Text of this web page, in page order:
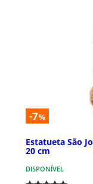
-7%
Estatueta São
20 cm
DISPONÍVEL